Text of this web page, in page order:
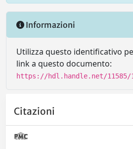
Informazioni
Utilizza questo identificativo
link a questo documento:
https://hdl.handle.net/11585/
Citazioni